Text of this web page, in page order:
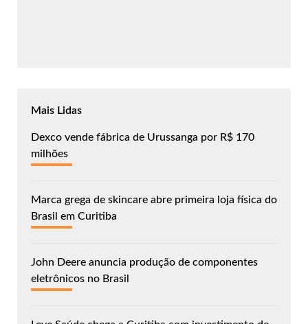
Mais Lidas
Dexco vende fábrica de Urussanga por R$ 170
milhões
Marca grega de skincare abre primeira loja física do
Brasil em Curitiba
John Deere anuncia produção de componentes
eletrônicos no Brasil